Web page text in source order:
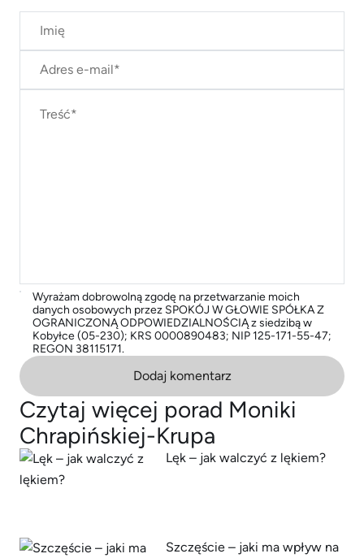
Wyrażam dobrowolną zgodę na przetwarzanie moich
danych osobowych przez SPOKÓJ W GŁOWIE SPÓŁKA Z
OGRANICZONĄ ODPOWIEDZIALNOŚCIĄ z siedzibą w
Kobyłce (05-230); KRS 0000890483; NIP 125-171-55-47;
REGON 38115171.
Dodaj komentarz
Czytaj więcej porad Moniki
Chrapińskiej-Krupa
Lęk – jak walczyć z lękiem?
Szczęście – jaki ma wpływ na